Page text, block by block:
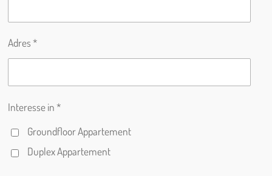
Adres *
Interesse in *
Groundfloor Appartement
Duplex Appartement